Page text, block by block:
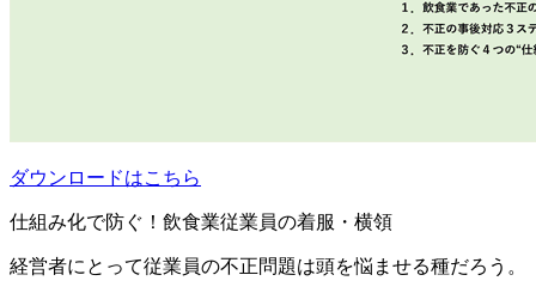
ダウンロードはこちら
仕組み化で防ぐ！飲食業従業員の着服・横領
経営者にとって従業員の不正問題は頭を悩ませる種だろう。